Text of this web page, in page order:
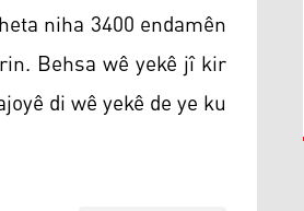
niha 3400 endamên
Behsa wê yekê jî kir
di wê yekê de ye ku